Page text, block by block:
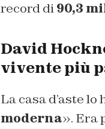
record di90,3
David
vivente più
La casa d’aste
moderna». Era